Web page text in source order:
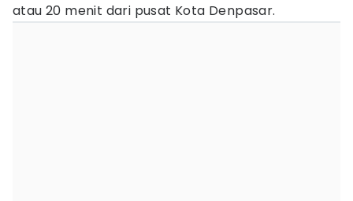
atau 20 menit dari pusat Kota Denpasar.